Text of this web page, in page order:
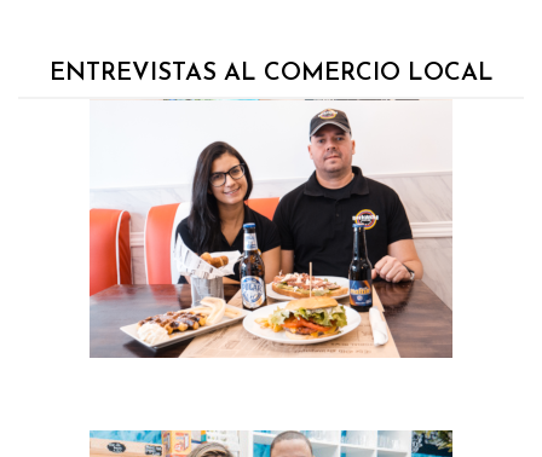
ENTREVISTAS AL COMERCIO LOCAL